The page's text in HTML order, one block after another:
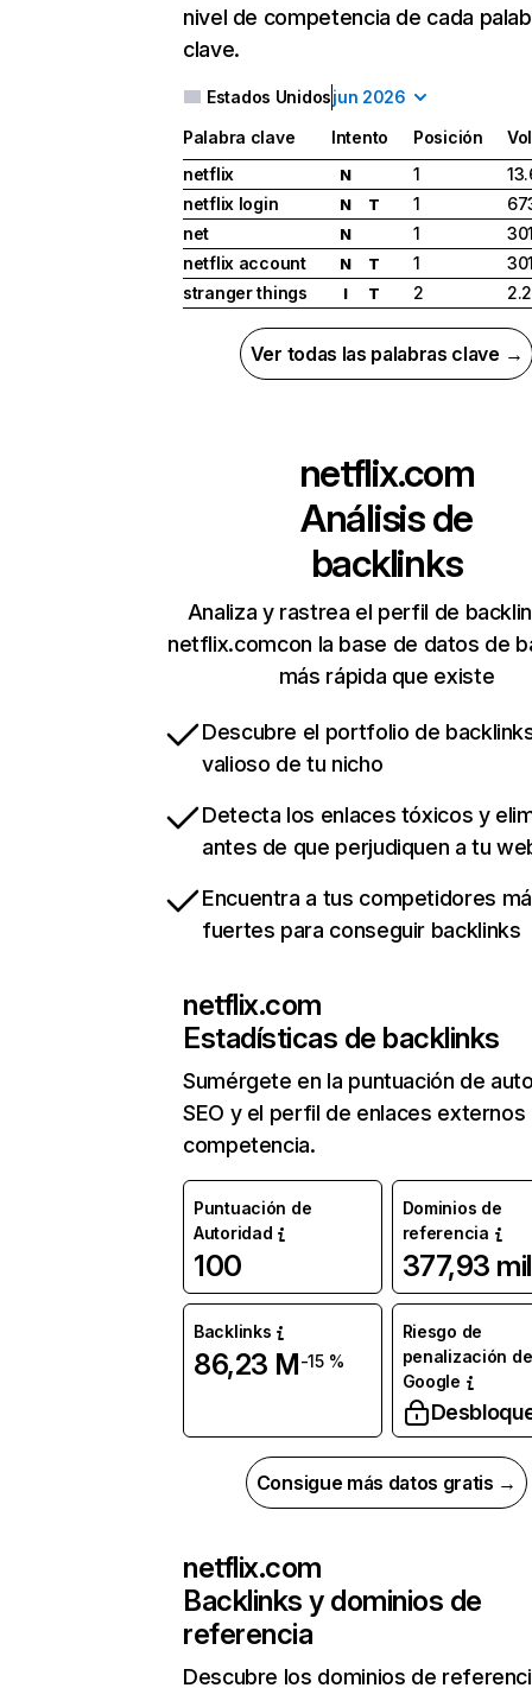
nivel de competencia de cada
clave.
Estados Unidosjun 2026
Palabra clave Intento Posición
netflix
N 1
netflix login
N T 1
net
N 1
netflix account
N T 1
stranger things
I T 2
Ver todas las palabras clave →
netflix.com
Análisis de
backlinks
Analiza y rastrea el perfil de
netflix.comcon la base de datos de
más rápida que existe
Descubre el portfolio de
valioso de tu nicho
Detecta los enlaces tóxicos y
antes de que perjudiquen a tu
Encuentra a tus competidores
fuertes para conseguir backlinks
netflix.com
Estadísticas de backlinks
Sumérgete en la puntuación de
SEO y el perfil de enlaces externos
competencia.
Puntuación de
Autoridad
100
Dominios de
referencia
377,93 mil
Backlinks
86,23 M-15 %
Riesgo de
penalización de
Google
Consigue más datos gratis →
netflix.com
Backlinks y dominios de
referencia
Descubre los dominios de